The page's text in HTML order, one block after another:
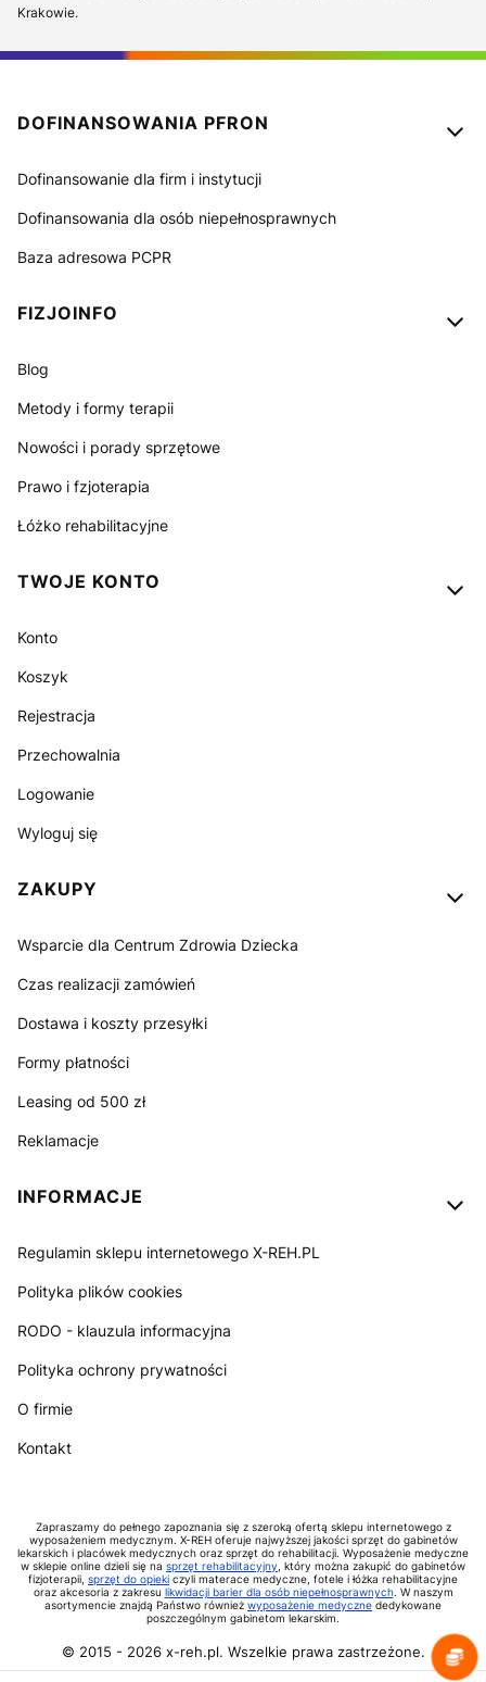
Krakowie.
Linki w stopce
DOFINANSOWANIA PFRON
Dofinansowanie dla firm i instytucji
Dofinansowania dla osób niepełnosprawnych
Baza adresowa PCPR
FIZJOINFO
Blog
Metody i formy terapii
Nowości i porady sprzętowe
Prawo i fzjoterapia
Łóżko rehabilitacyjne
TWOJE KONTO
Konto
Koszyk
Rejestracja
Przechowalnia
Logowanie
Wyloguj się
ZAKUPY
Wsparcie dla Centrum Zdrowia Dziecka
Czas realizacji zamówień
Dostawa i koszty przesyłki
Formy płatności
Leasing od 500 zł
Reklamacje
INFORMACJE
Regulamin sklepu internetowego X-REH.PL
Polityka plików cookies
RODO - klauzula informacyjna
Polityka ochrony prywatności
O firmie
Kontakt
Zapraszamy do pełnego zapoznania się z szeroką ofertą sklepu internetowego z
wyposażeniem medycznym. X-REH oferuje najwyższej jakości sprzęt do gabinetów
lekarskich i placówek medycznych oraz sprzęt do rehabilitacji. Wyposażenie medyczne
w sklepie online dzieli się na sprzęt rehabilitacyjny, który można zakupić do gabinetów
fizjoterapii, sprzęt do opieki czyli materace medyczne, fotele i łóżka rehabilitacyjne
oraz akcesoria z zakresu likwidacji barier dla osób niepełnosprawnych. W naszym
asortymencie znajdą Państwo również wyposażenie medyczne dedykowane
poszczególnym gabinetom lekarskim.
© 2015 - 2026x-reh.pl. Wszelkie prawa zastrzeżone.